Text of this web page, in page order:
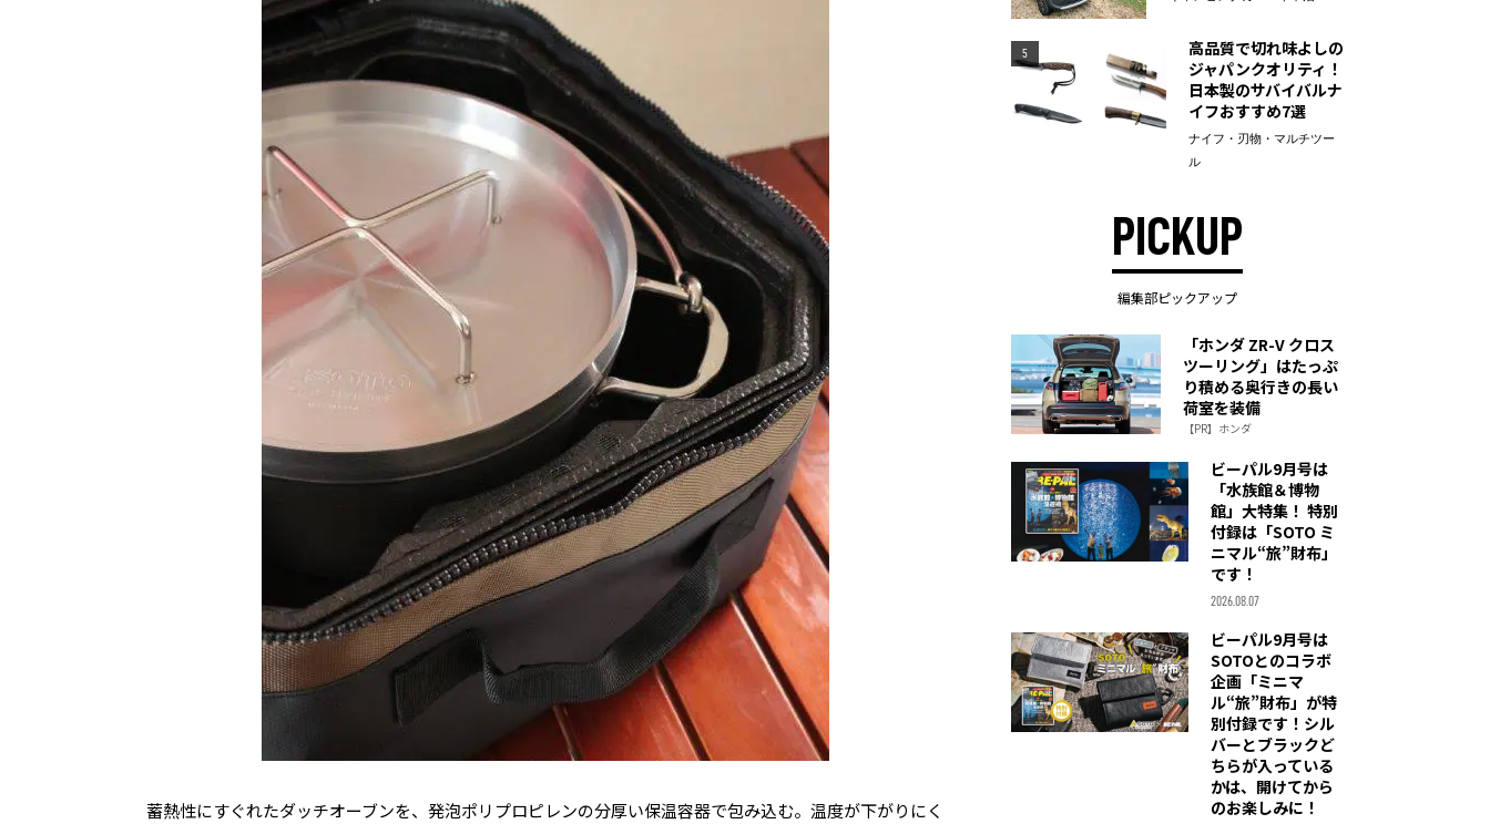
蓄熱性にすぐれたダッチオーブンを、発泡ポリプロピレンの分厚い保温容器で包み込む。温度が下がりにく
5
高品質で切れ味よしの
ジャパンクオリティ！
日本製のサバイバルナ
イフおすすめ7選
ナイフ・刃物・マルチツー
ル
PICKUP
編集部ピックアップ
「ホンダ ZR-V クロス
ツーリング」はたっぷ
り積める奥行きの長い
荷室を装備
【PR】ホンダ
ビーパル9月号は
「水族館＆博物
館」大特集！ 特別
付録は「SOTO ミ
ニマル“旅”財布」
です！
2026.08.07
ビーパル9月号は
SOTOとのコラボ
企画「ミニマ
ル“旅”財布」が特
別付録です！シル
バーとブラックど
ちらが入っている
かは、開けてから
のお楽しみに！